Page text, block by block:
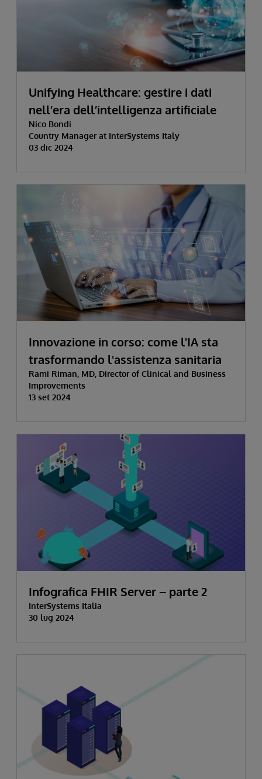
Unifying Healthcare: gestire i dati
nell’era dell’intelligenza artificiale
Nico Bondi
Country Manager at InterSystems Italy
03 dic 2024
Innovazione in corso: come l'IA sta
trasformando l'assistenza sanitaria
Rami Riman, MD, Director of Clinical and Business
Improvements
13 set 2024
Infografica FHIR Server – parte 2
InterSystems Italia
30 lug 2024